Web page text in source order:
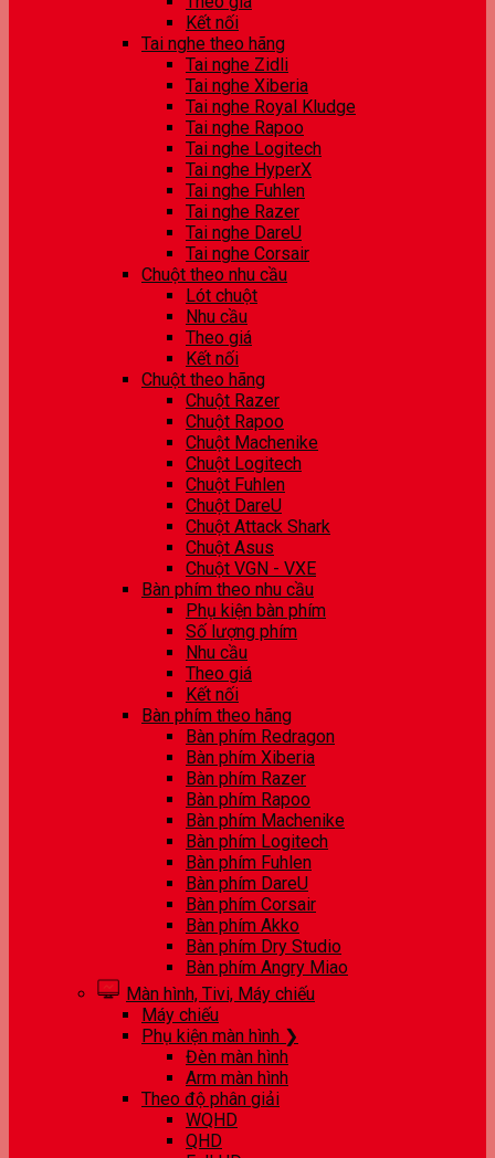
Kết nối
Tai nghe theo hãng
Tai nghe Zidli
Tai nghe Xiberia
Tai nghe Royal Kludge
Tai nghe Rapoo
Tai nghe Logitech
Tai nghe HyperX
Tai nghe Fuhlen
Tai nghe Razer
Tai nghe DareU
Tai nghe Corsair
Chuột theo nhu cầu
Lót chuột
Nhu cầu
Theo giá
Kết nối
Chuột theo hãng
Chuột Razer
Chuột Rapoo
Chuột Machenike
Chuột Logitech
Chuột Fuhlen
Chuột DareU
Chuột Attack Shark
Chuột Asus
Chuột VGN - VXE
Bàn phím theo nhu cầu
Phụ kiện bàn phím
Số lượng phím
Nhu cầu
Theo giá
Kết nối
Bàn phím theo hãng
Bàn phím Redragon
Bàn phím Xiberia
Bàn phím Razer
Bàn phím Rapoo
Bàn phím Machenike
Bàn phím Logitech
Bàn phím Fuhlen
Bàn phím DareU
Bàn phím Corsair
Bàn phím Akko
Bàn phím Dry Studio
Bàn phím Angry Miao
Màn hình, Tivi, Máy chiếu
Máy chiếu
Phụ kiện màn hình ❯
Đèn màn hình
Arm màn hình
Theo độ phân giải
WQHD
QHD